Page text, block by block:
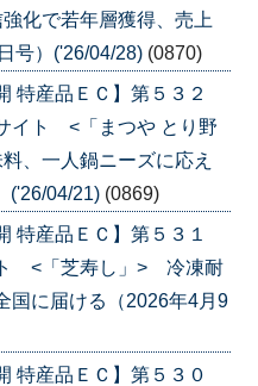
化で若年層獲得、売上
号）('26/04/28) (0870)
特産品ＥＣ】第５３２
イト <「まつや とり野
、一人鍋ニーズに応え
('26/04/21) (0869)
特産品ＥＣ】第５３１
<「芝寿し」> 冷凍耐
国に届ける（2026年4月9
特産品ＥＣ】第５３０